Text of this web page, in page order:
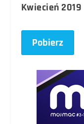
Kwiecień 2019
Pobierz